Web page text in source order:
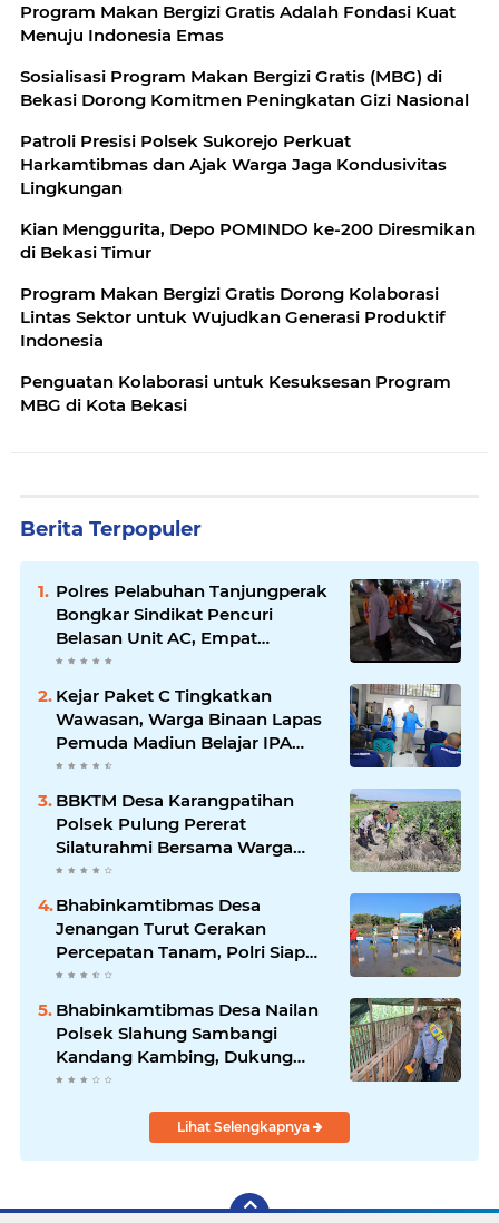
Program Makan Bergizi Gratis Adalah Fondasi Kuat
Menuju Indonesia Emas
Sosialisasi Program Makan Bergizi Gratis (MBG) di
Bekasi Dorong Komitmen Peningkatan Gizi Nasional
Patroli Presisi Polsek Sukorejo Perkuat
Harkamtibmas dan Ajak Warga Jaga Kondusivitas
Lingkungan
Kian Menggurita, Depo POMINDO ke-200 Diresmikan
di Bekasi Timur
Program Makan Bergizi Gratis Dorong Kolaborasi
Lintas Sektor untuk Wujudkan Generasi Produktif
Indonesia
Penguatan Kolaborasi untuk Kesuksesan Program
MBG di Kota Bekasi
Berita Terpopuler
Polres Pelabuhan Tanjungperak
Bongkar Sindikat Pencuri
Belasan Unit AC, Empat
Tersangka Diamankan
Kejar Paket C Tingkatkan
Wawasan, Warga Binaan Lapas
Pemuda Madiun Belajar IPA
Bersama Mahasiswa UNIPMA
BBKTM Desa Karangpatihan
Polsek Pulung Pererat
Silaturahmi Bersama Warga
Wujudkan Kamtibmas yang
Aman
Bhabinkamtibmas Desa
Jenangan Turut Gerakan
Percepatan Tanam, Polri Siap
Kawal Swasembada Pangan
Kabupaten Ponorogo
Bhabinkamtibmas Desa Nailan
Polsek Slahung Sambangi
Kandang Kambing, Dukung
Peternakan Rakyat Wujudkan
Lihat Selengkapnya